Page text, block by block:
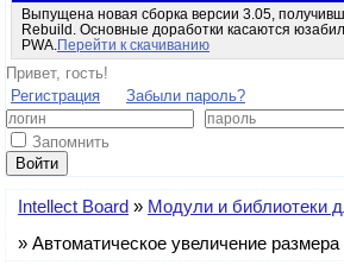
Выпущена новая сборка версии 3.05,
Rebuild. Основные доработки касаются
PWA. Перейти к скачиванию
Привет, гость!
Регистрация
Забыли пароль?
Запомнить
Войти
Intellect Board » Модули и библиотеки
» Автоматическое увеличение